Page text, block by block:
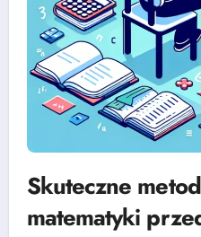
Skuteczne
matematyki